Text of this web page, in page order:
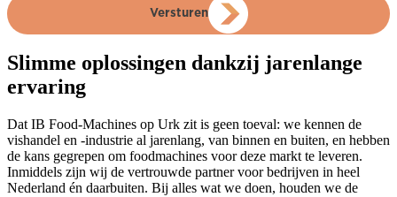
Versturen
Slimme oplossingen dankzij jarenlange
ervaring
Dat IB Food-Machines op Urk zit is geen toeval: we kennen de
vishandel en -industrie al jarenlang, van binnen en buiten, en hebben
de kans gegrepen om foodmachines voor deze markt te leveren.
Inmiddels zijn wij de vertrouwde partner voor bedrijven in heel
Nederland én daarbuiten. Bij alles wat we doen, houden we de